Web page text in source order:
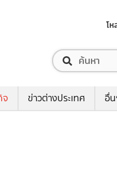
โ
จ ข่าวต่างประเทศ อื่